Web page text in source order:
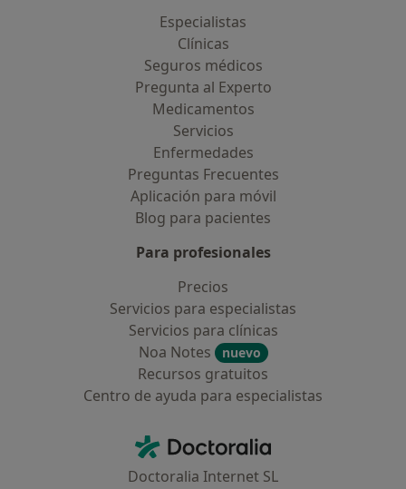
Especialistas
Clínicas
Seguros médicos
Pregunta al Experto
Medicamentos
Servicios
Enfermedades
Preguntas Frecuentes
Aplicación para móvil
Blog para pacientes
Para profesionales
Precios
Servicios para especialistas
Servicios para clínicas
Noa Notes
nuevo
Recursos gratuitos
Centro de ayuda para especialistas
Doctoralia - Página de inicio
Doctoralia Internet SL